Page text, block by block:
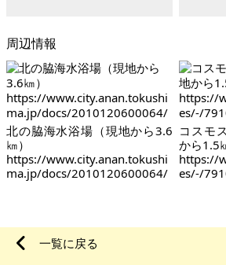
周辺情報
北の脇海水浴場（現地から3.6
㎞）
https://www.city.anan.tokushi
ma.jp/docs/2010120600064/
コスモ
から1.5
https://
es/-/
一覧に戻る